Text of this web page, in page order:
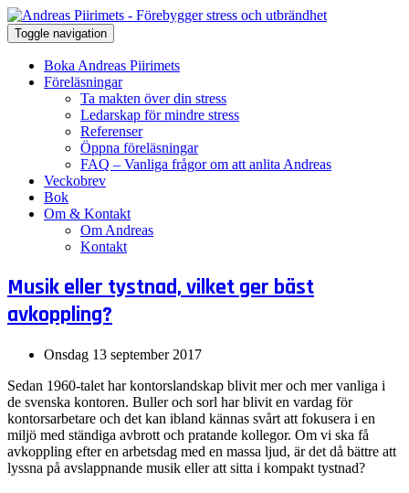
Toggle navigation
Boka Andreas Piirimets
Föreläsningar
Ta makten över din stress
Ledarskap för mindre stress
Referenser
Öppna föreläsningar
FAQ – Vanliga frågor om att anlita Andreas
Veckobrev
Bok
Om & Kontakt
Om Andreas
Kontakt
Musik eller tystnad, vilket ger bäst
avkoppling?
Onsdag 13 september 2017
Sedan 1960-talet har kontorslandskap blivit mer och mer vanliga i
de svenska kontoren. Buller och sorl har blivit en vardag för
kontorsarbetare och det kan ibland kännas svårt att fokusera i en
miljö med ständiga avbrott och pratande kollegor. Om vi ska få
avkoppling efter en arbetsdag med en massa ljud, är det då bättre att
lyssna på avslappnande musik eller att sitta i kompakt tystnad?